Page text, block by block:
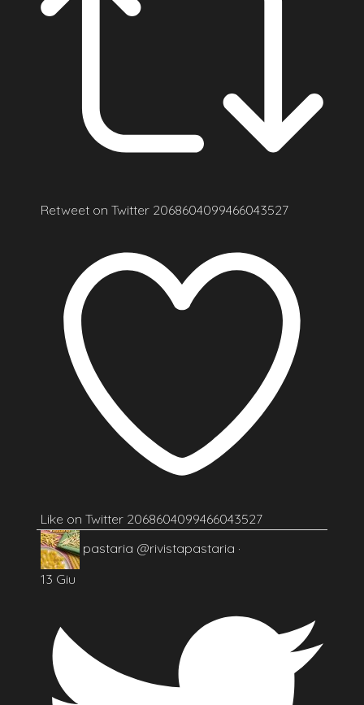
Retweet on Twitter 2068604099466043527
Like on Twitter 2068604099466043527
pastaria @rivistapastaria ·
13 Giu